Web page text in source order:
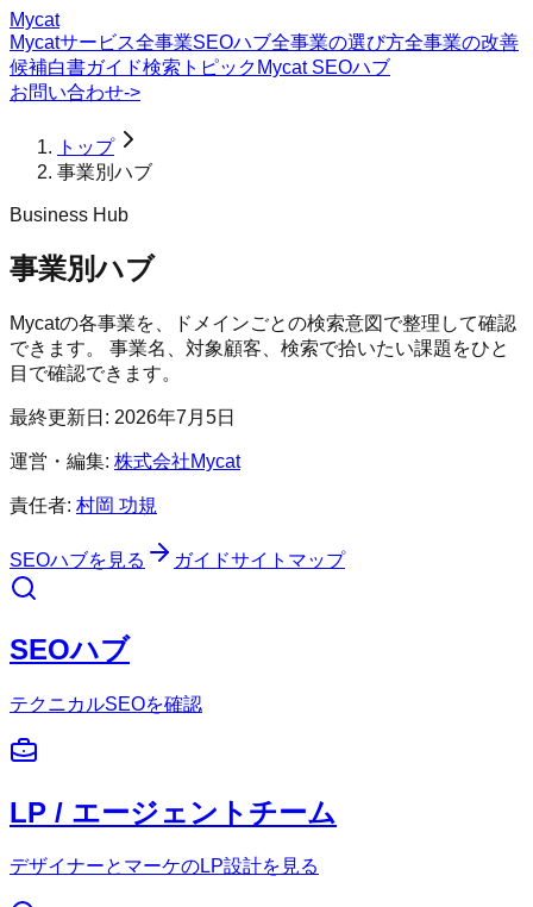
Mycat
Mycatサービス全事業SEOハブ全事業の選び方全事業の改善
候補白書ガイド検索トピック Mycat SEOハブ
お問い合わせ->
トップ
事業別ハブ
Business Hub
事業別ハブ
Mycatの各事業を、ドメインごとの検索意図で整理して確認
できます。 事業名、対象顧客、検索で拾いたい課題をひと
目で確認できます。
最終更新日: 2026年7月5日
運営・編集: 株式会社Mycat
責任者: 村岡 功規
SEOハブを見る ガイドサイトマップ
SEOハブ
テクニカルSEOを確認
LP / エージェントチーム
デザイナーとマーケのLP設計を見る